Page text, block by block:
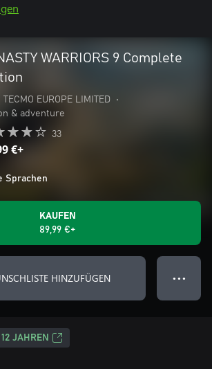
WARRIORS 9 Complete
TECMO EUROPE LIMITED
•
& adventure
33
€+
Sprachen
KAUFEN
89,99 €+
HINZUFÜGEN ● ● ●
JAHREN